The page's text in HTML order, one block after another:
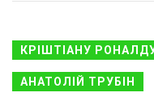
КРІШТІАНУ
АНАТОЛІЙ ТРУБІН